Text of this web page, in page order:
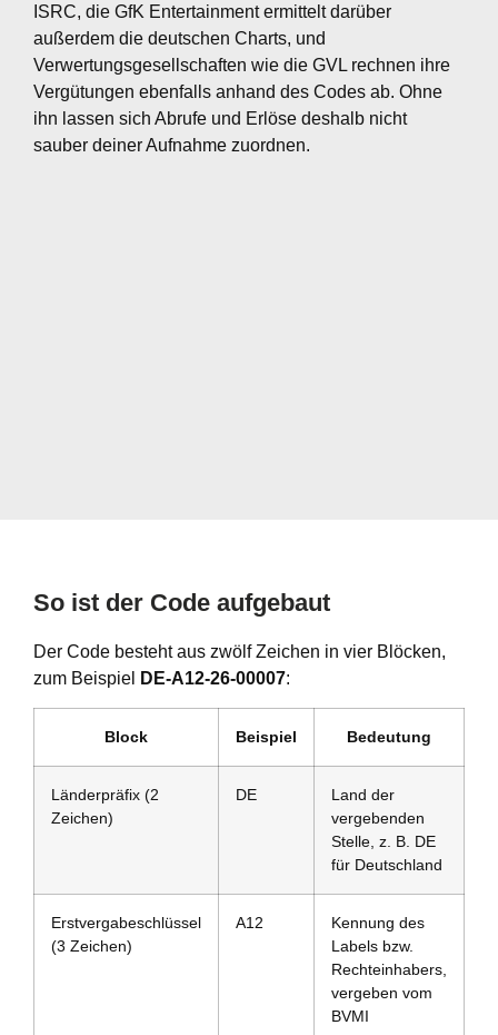
ISRC, die GfK Entertainment ermittelt darüber
außerdem die deutschen Charts, und
Verwertungsgesellschaften wie die GVL rechnen ihre
Vergütungen ebenfalls anhand des Codes ab. Ohne
ihn lassen sich Abrufe und Erlöse deshalb nicht
sauber deiner Aufnahme zuordnen.
So ist der Code aufgebaut
Der Code besteht aus zwölf Zeichen in vier Blöcken,
zum Beispiel
DE-A12-26-00007:
Block Beispiel Bedeutung
Länderpräfix (2
Zeichen)
DE
Land der
vergebenden
Stelle, z. B. DE
für Deutschland
Erstvergabeschlüssel
(3 Zeichen)
A12
Kennung des
Labels bzw.
Rechteinhabers,
vergeben vom
BVMI